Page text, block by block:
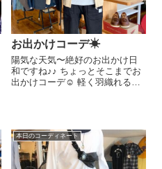
お出かけコーデ☀︎
陽気な天気〜絶好のお出かけ日
和ですね♪♪ ちょっとそこまでお
出かけコーデ☺︎︎︎︎ 軽く羽織れるパ
タイヤチューブ。 ...
本日のコーディネート